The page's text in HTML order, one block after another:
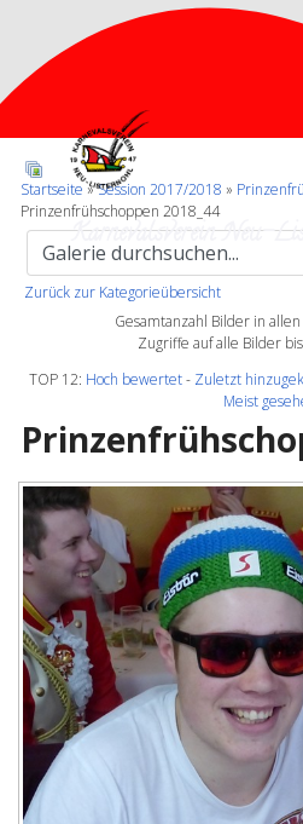
Karnevalsverein Neu-
Startseite»Session 2017/2018 »
Prinzenfrühschoppen 2018_44
Zurück zur Kategorieübersicht
Gesamtanzahl Bilder in
Zugriffe auf alle Bilder
TOP 12: Hoch bewertet- Zuletzt
Meist